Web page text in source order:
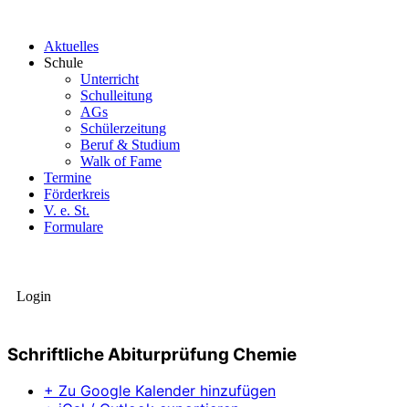
Aktuelles
Schule
Unterricht
Schulleitung
AGs
Schülerzeitung
Beruf & Studium
Walk of Fame
Termine
Förderkreis
V. e. St.
Formulare
Login
Schriftliche Abiturprüfung Chemie
+ Zu Google Kalender hinzufügen